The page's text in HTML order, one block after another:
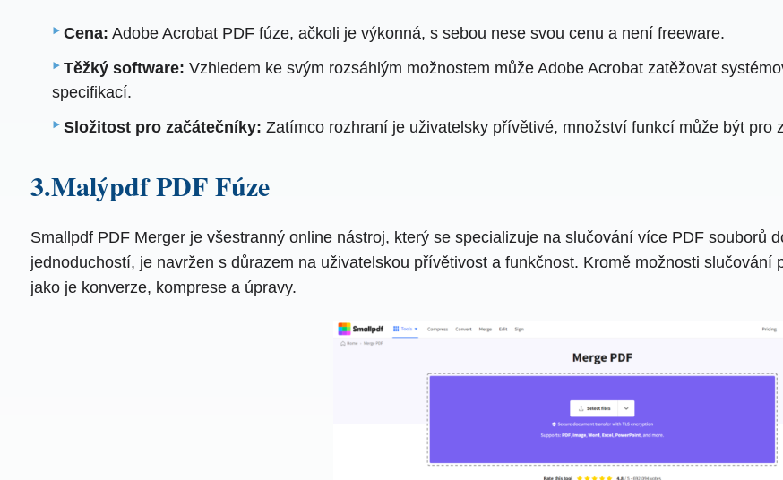
Cena: Adobe Acrobat PDF fúze, ačkoli je výkonná, s sebou nese svou cenu a není freeware.
Těžký software: Vzhledem ke svým rozsáhlým možnostem může Adobe Acrobat zatěžovat
specifikací.
Složitost pro začátečníky: Zatímco rozhraní je uživatelsky přívětivé, množství funkcí může být pro
3.Malýpdf PDF Fúze
Smallpdf PDF Merger je všestranný online nástroj, který se specializuje na slučování více PDF souborů
jednoduchostí, je navržen s důrazem na uživatelskou přívětivost a funkčnost. Kromě možnosti
jako je konverze, komprese a úpravy.